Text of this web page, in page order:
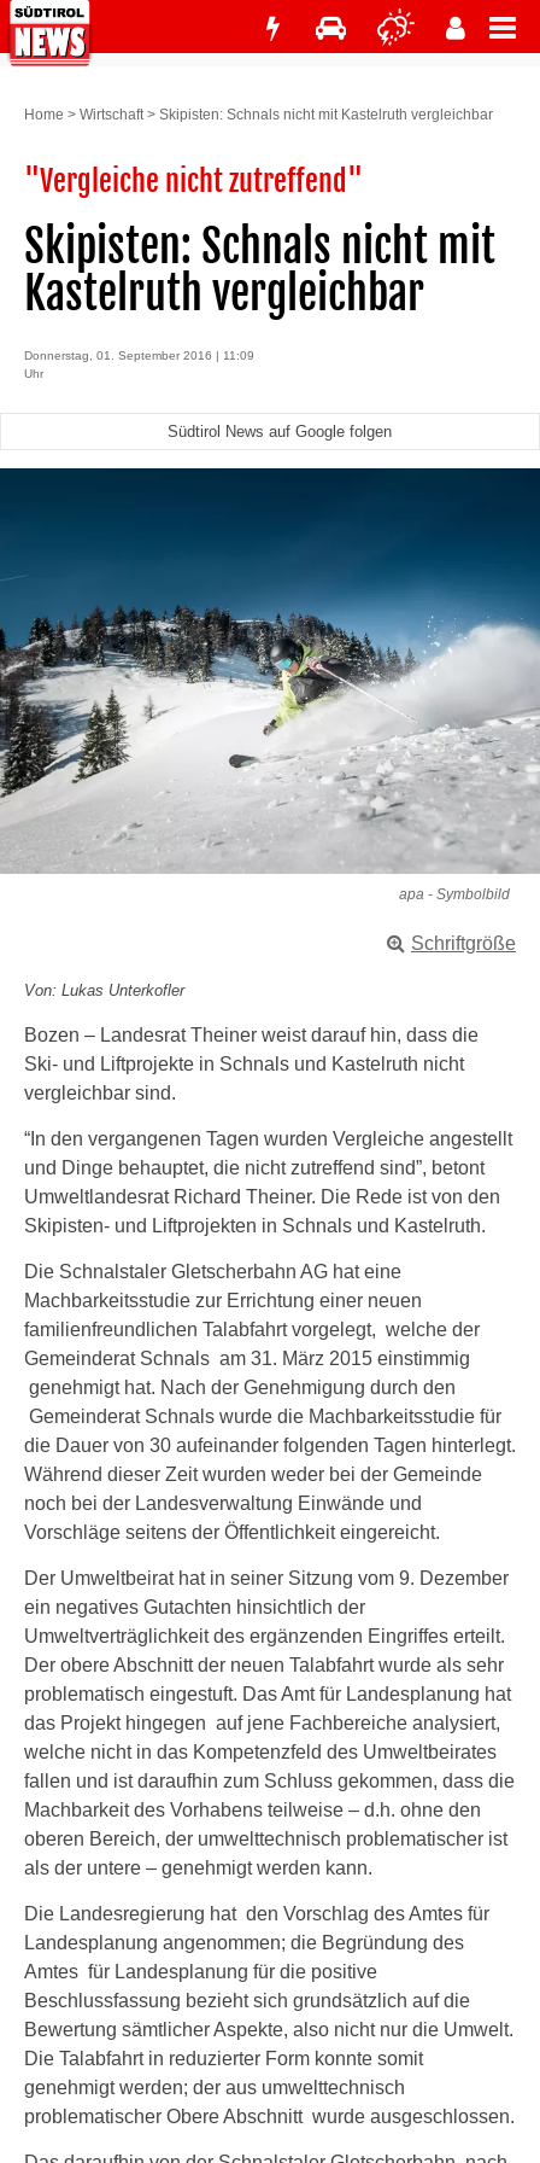
Home > Wirtschaft> Skipisten: Schnals nicht mit Kastelruth vergleichbar
"Vergleiche nicht zutreffend"
Skipisten: Schnals nicht mit
Kastelruth vergleichbar
Donnerstag, 01. September 2016 | 11:09
Uhr
Südtirol News auf Google folgen
apa - Symbolbild
Schriftgröße
Von: Lukas Unterkofler
Bozen – Landesrat Theiner weist darauf hin, dass die
Ski- und Liftprojekte in Schnals und Kastelruth nicht
vergleichbar sind.
“In den vergangenen Tagen wurden Vergleiche angestellt
und Dinge behauptet, die nicht zutreffend sind”, betont
Umweltlandesrat Richard Theiner. Die Rede ist von den
Skipisten- und Liftprojekten in Schnals und Kastelruth.
Die Schnalstaler Gletscherbahn AG hat eine
Machbarkeitsstudie zur Errichtung einer neuen
familienfreundlichen Talabfahrt vorgelegt, welche der
Gemeinderat Schnals am 31. März 2015 einstimmig
genehmigt hat. Nach der Genehmigung durch den
Gemeinderat Schnals wurde die Machbarkeitsstudie für
die Dauer von 30 aufeinander folgenden Tagen hinterlegt.
Während dieser Zeit wurden weder bei der Gemeinde
noch bei der Landesverwaltung Einwände und
Vorschläge seitens der Öffentlichkeit eingereicht.
Der Umweltbeirat hat in seiner Sitzung vom 9. Dezember
ein negatives Gutachten hinsichtlich der
Umweltverträglichkeit des ergänzenden Eingriffes erteilt.
Der obere Abschnitt der neuen Talabfahrt wurde als sehr
problematisch eingestuft. Das Amt für Landesplanung hat
das Projekt hingegen auf jene Fachbereiche analysiert,
welche nicht in das Kompetenzfeld des Umweltbeirates
fallen und ist daraufhin zum Schluss gekommen, dass die
Machbarkeit des Vorhabens teilweise – d.h. ohne den
oberen Bereich, der umwelttechnisch problematischer ist
als der untere – genehmigt werden kann.
Die Landesregierung hat den Vorschlag des Amtes für
Landesplanung angenommen; die Begründung des
Amtes für Landesplanung für die positive
Beschlussfassung bezieht sich grundsätzlich auf die
Bewertung sämtlicher Aspekte, also nicht nur die Umwelt.
Die Talabfahrt in reduzierter Form konnte somit
genehmigt werden; der aus umwelttechnisch
problematischer Obere Abschnitt wurde ausgeschlossen.